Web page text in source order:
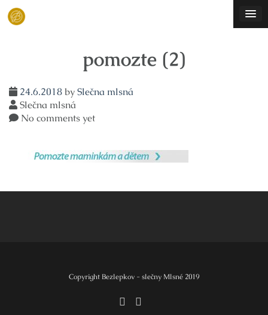
Skip
pomozte (2)
24.6.2018bySlečna mlsná
Slečna mlsná
No comments yet
Copyright Bezlepkov - slečny Mlsné 2019